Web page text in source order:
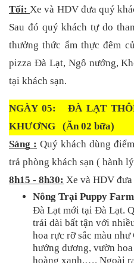
Tối: Xe và HDV đưa quý
Sau đó quý khách tự do
thưởng thức ẩm thực đêm
pizza Đà Lạt, Ngô nướng,
tại khách sạn.
NGÀY 05:   ĐÀ LẠT
KHƯƠNG   (Ăn 02 bữa)
Sáng : Quý khách dùng
trả phòng khách sạn ( hành
8h15 - 8h30: Xe và HDV
Nông Trại Puppy Farm
Đà Lạt mới tại Đà Lạt.
trải dài bất tận với
hoa rực rỡ sắc màu như
hướng dương, vườn
hoàng xanh,…. Ngoài